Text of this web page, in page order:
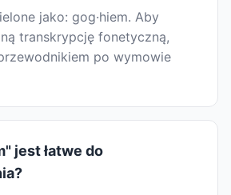
jako: gog·hiem. Aby
transkrypcję fonetyczną,
po wymowie
jest łatwe do